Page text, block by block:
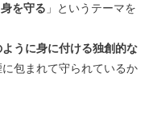
を守る 」というテーマを
うに身に付ける独創的な
包まれて守られているか